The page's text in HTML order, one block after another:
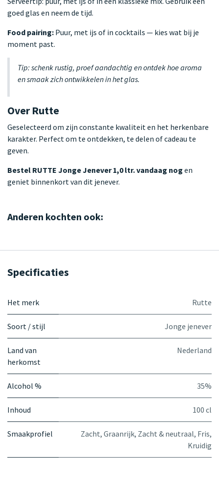
goed glas en neem de tijd.
Food pairing: Puur, met ijs of in cocktails — kies wat bij je
moment past.
Tip: schenk rustig, proef aandachtig en ontdek hoe aroma
en smaak zich ontwikkelen in het glas.
Over Rutte
Geselecteerd om zijn constante kwaliteit en het herkenbare
karakter. Perfect om te ontdekken, te delen of cadeau te
geven.
Bestel RUTTE Jonge Jenever 1,0 ltr. vandaag nog en
geniet binnenkort van dit jenever.
Anderen kochten ook:
Specificaties
Het merk Rutte
Soort / stijl Jonge jenever
Land van
herkomst
Nederland
Alcohol % 35%
Inhoud 100 cl
Smaakprofiel Zacht, Graanrijk, Zacht & neutraal, Fris,
Kruidig